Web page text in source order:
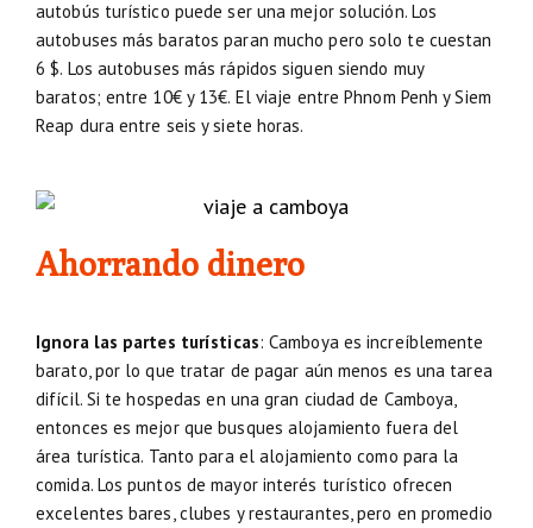
autobús turístico puede ser una mejor solución. Los
autobuses más baratos paran mucho pero solo te cuestan
6 $. Los autobuses más rápidos siguen siendo muy
baratos; entre 10€ y 13€. El viaje entre Phnom Penh y Siem
Reap dura entre seis y siete horas.
Ahorrando dinero
Ignora las partes turísticas: Camboya es increíblemente
barato, por lo que tratar de pagar aún menos es una tarea
difícil. Si te hospedas en una gran ciudad de Camboya,
entonces es mejor que busques alojamiento fuera del
área turística. Tanto para el alojamiento como para la
comida. Los puntos de mayor interés turístico ofrecen
excelentes bares, clubes y restaurantes, pero en promedio